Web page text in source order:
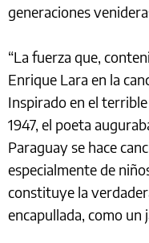
generaciones
“La fuerza que,
Enrique Lara en la
Inspirado en el
1947, el poeta
Paraguay se hace
especialmente de
constituye la
encapullada, como un